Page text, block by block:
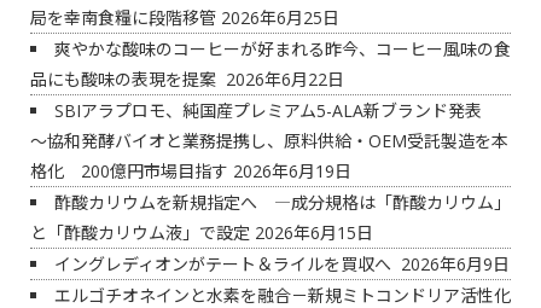
局を幸南食糧に段階移管 2026年6月25日
爽やかな酸味のコーヒーが好まれる昨今、コーヒー風味の食
品にも酸味の表現を提案 2026年6月22日
SBIアラプロモ、純国産プレミアム5-ALA新ブランド発表
～協和発酵バイオと業務提携し、原料供給・OEM受託製造を本
格化 200億円市場目指す 2026年6月19日
酢酸カリウムを新規指定へ ―成分規格は「酢酸カリウム」
と「酢酸カリウム液」で設定 2026年6月15日
イングレディオンがテート＆ライルを買収へ 2026年6月9日
エルゴチオネインと水素を融合－新規ミトコンドリア活性化